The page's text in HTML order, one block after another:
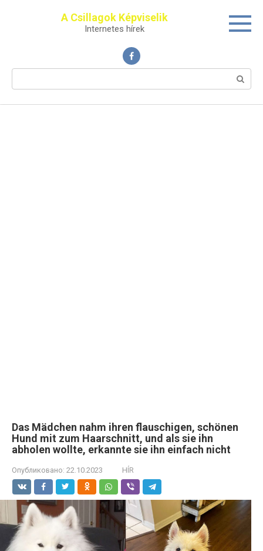
A Csillagok Képviselik
Internetes hírek
Поиск:
Das Mädchen nahm ihren flauschigen, schönen
Hund mit zum Haarschnitt, und als sie ihn
abholen wollte, erkannte sie ihn einfach nicht
Опубликовано: 22.10.2023 HÍR